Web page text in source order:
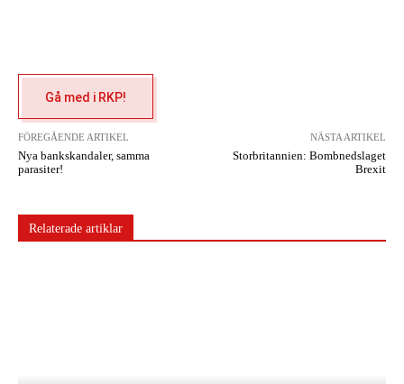
Gå med i RKP!
FÖREGÅENDE ARTIKEL
Nya bankskandaler, samma
parasiter!
NÄSTA ARTIKEL
Storbritannien: Bombnedslaget
Brexit
Relaterade artiklar